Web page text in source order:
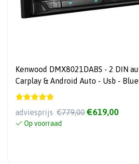
Kenwood DMX8021DABS - 2 DIN
Carplay &
adviesprijs €779,00 €619,00
Op voorraad